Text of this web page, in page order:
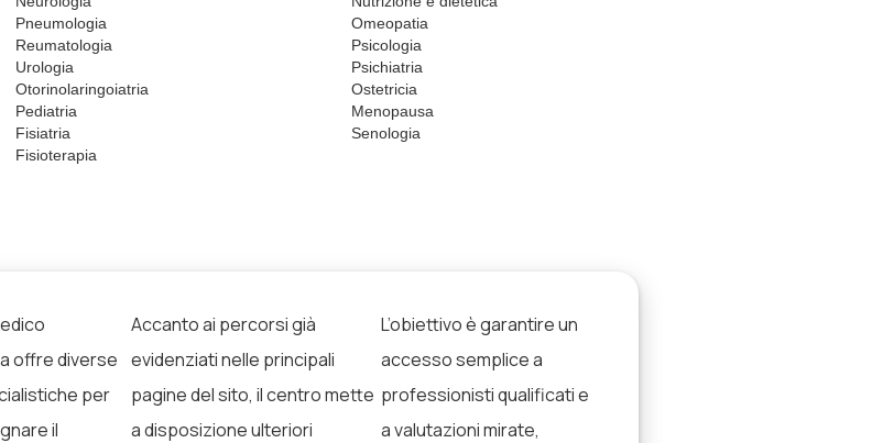
Pneumologia
Reumatologia
Urologia
Otorinolaringoiatria
Pediatria
Fisiatria
Fisioterapia
Omeopatia
Psicologia
Psichiatria
Ostetricia
Menopausa
Senologia
offre diverse
per
il
Accanto ai percorsi già
evidenziati nelle principali
pagine del sito, il centro mette
a disposizione ulteriori
L’obiettivo è garantire un
accesso semplice a
professionisti qualificati e
a valutazioni mirate,